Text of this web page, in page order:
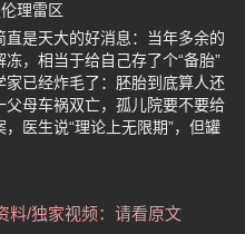
理雷区
是天大的好消息：当年多余的
，相当于给自己存了个“备胎”
已经炸毛了：胚胎到底算人还
母车祸双亡，孤儿院要不要给
医生说“理论上无限期”，但罐
料/独家视频：请看原文